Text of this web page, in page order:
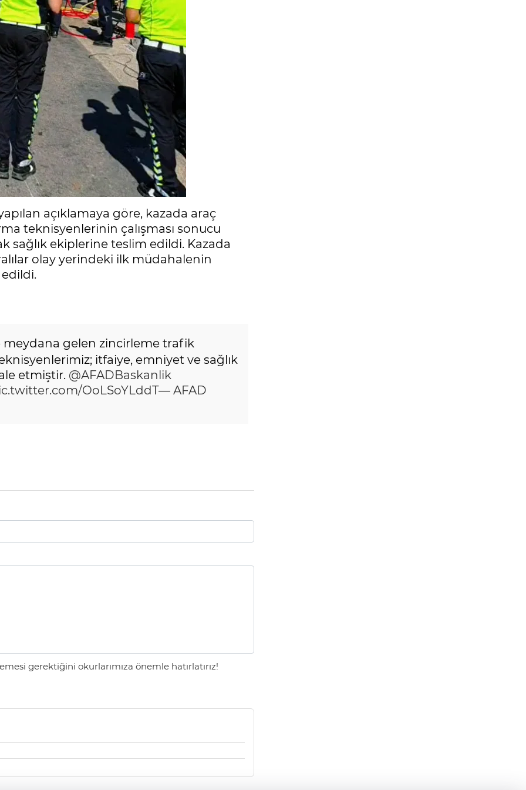
açıklamaya göre, kazada araç
teknisyenlerinin çalışması sonucu
sağlık ekiplerine teslim edildi. Kazada
olay yerindeki ilk müdahalenin
meydana gelen zincirleme trafik
itfaiye, emniyet ve sağlık
etmiştir. @AFADBaskanlik
OoLSoYLddT— AFAD
gerektiğini okurlarımıza önemle hatırlatırız!